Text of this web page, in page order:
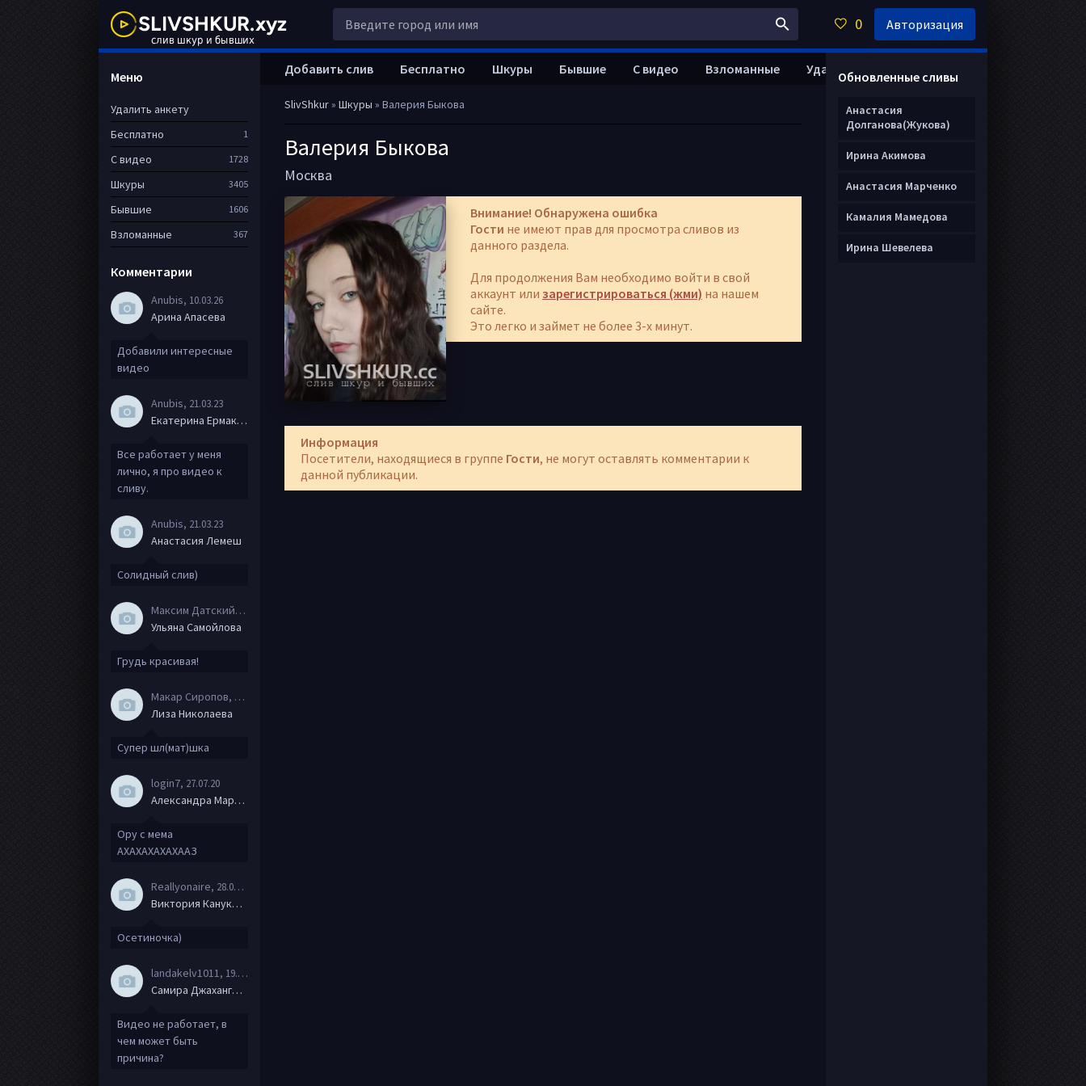
SlivShkur» Шкуры » Валерия Быкова
Валерия Быкова
Москва
Внимание! Обнаружена ошибка
Гости не имеют прав для просмотра сливов из
данного раздела.
Для продолжения Вам необходимо войти в свой
аккаунт или зарегистрироваться (жми) на нашем
сайте.
Это легко и займет не более 3-х минут.
Информация
Посетители, находящиеся в группе Гости, не могут оставлять комментарии к
данной публикации.
Добавить слив Бесплатно Шкуры Бывшие С видео Взломанные Удалить анкету
Меню
Удалить анкету
Бесплатно
1
С видео 1728
Шкуры 3405
Бывшие 1606
Взломанные 367
Комментарии
Anubis, 10.03.26
Арина Апасева
Добавили интересные
видео
Anubis, 21.03.23
Екатерина Ермакова
Все работает у меня
лично, я про видео к
сливу.
Anubis, 21.03.23
Анастасия Лемеш
Солидный слив)
Максим Датский
, 15.08.20
Ульяна Самойлова
Грудь красивая!
Макар Сиропов, 08.08.20
Лиза Николаева
Супер шл(мат)шка
login7, 27.07.20
Александра Маркова
Ору с мема
АХАХАХАХАХААЗ
Reallyonaire, 28.06.20
Виктория Канукова
Осетиночка)
landakelv1011 , 19.06.20
Самира Джахангирова
Видео не работает, в
чем может быть
причина?
Обновленные сливы
Анастасия
Долганова(Жукова)
Ирина Акимова
Анастасия Марченко
Камалия Мамедова
Ирина Шевелева
0 Авторизация